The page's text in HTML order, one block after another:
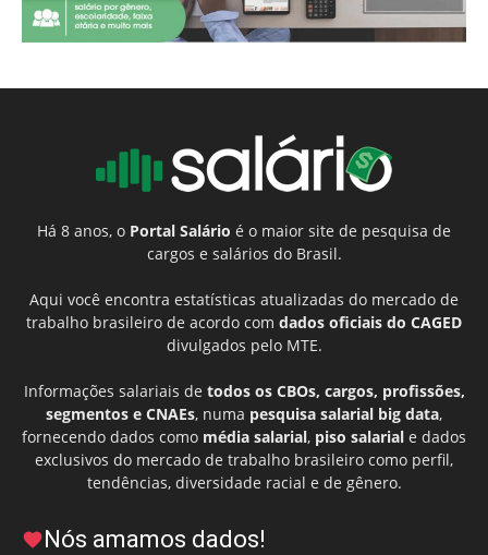
Há 8 anos, o Portal Salário é o maior site de pesquisa de
cargos e salários do Brasil.
Aqui você encontra estatísticas atualizadas do mercado de
trabalho brasileiro de acordo com dados oficiais do CAGED
divulgados pelo MTE.
Informações salariais de todos os CBOs, cargos, profissões,
segmentos e CNAEs, numa pesquisa salarial big data,
fornecendo dados como média salarial, piso salarial e dados
exclusivos do mercado de trabalho brasileiro como perfil,
tendências, diversidade racial e de gênero.
Nós amamos dados!